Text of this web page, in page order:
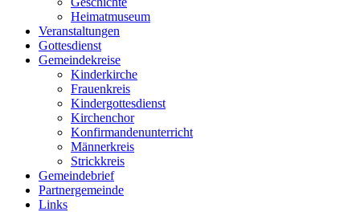
Heimatmuseum
Veranstaltungen
Gottesdienst
Gemeindekreise
Kinderkirche
Frauenkreis
Kindergottesdienst
Kirchenchor
Konfirmandenunterricht
Männerkreis
Strickkreis
Gemeindebrief
Partnergemeinde
Links